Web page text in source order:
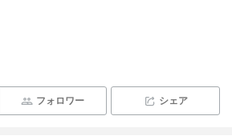
フォロワー シェア